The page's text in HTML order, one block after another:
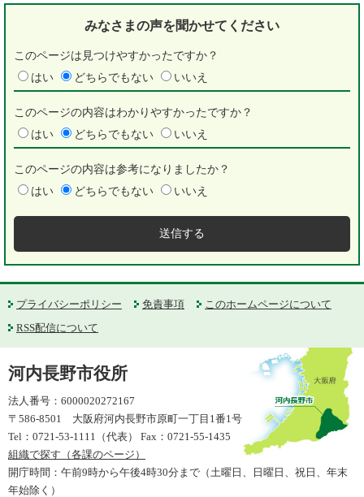
みなさまの声を聞かせてください
このページは見つけやすかったですか？
はい
どちらでもない いいえ
このページの内容はわかりやすかったですか？
はい
どちらでもない いいえ
このページの内容は参考になりましたか？
はい
どちらでもない いいえ
プライバシーポリシー 免責事項
このホームページについて
RSS配信について
河内長野市役所
法人番号：6000020272167
〒586-8501 大阪府河内長野市原町一丁目1番1号
Tel：0721-53-1111（代表） Fax：0721-55-1435
組織で探す（各課のページ）
開庁時間：午前9時から午後4時30分まで（土曜日、日曜日、祝日、年末
年始除く）